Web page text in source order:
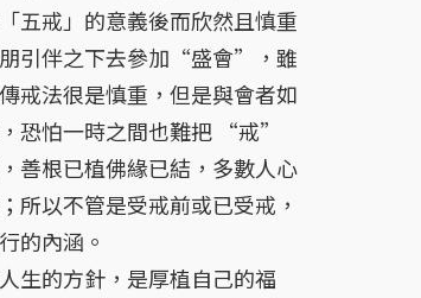
五戒」的意義後而欣然且慎重
引伴之下去參加“盛會”，雖
戒法很是慎重，但是與會者如
恐怕一時之間也難把 “戒”
善根已植佛緣已結，多數人心
所以不管是受戒前或已受戒，
的內涵。
的方針，是厚植自己的福